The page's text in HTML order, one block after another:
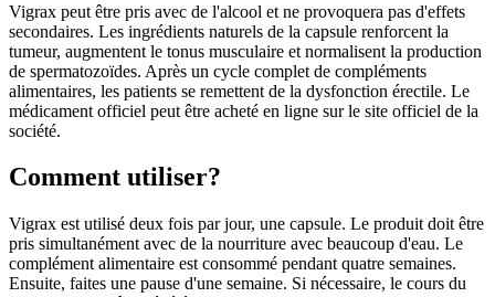
Vigrax peut être pris avec de l'alcool et ne provoquera pas d'effets
secondaires. Les ingrédients naturels de la capsule renforcent la
tumeur, augmentent le tonus musculaire et normalisent la production
de spermatozoïdes. Après un cycle complet de compléments
alimentaires, les patients se remettent de la dysfonction érectile. Le
médicament officiel peut être acheté en ligne sur le site officiel de la
société.
Comment utiliser?
Vigrax est utilisé deux fois par jour, une capsule. Le produit doit être
pris simultanément avec de la nourriture avec beaucoup d'eau. Le
complément alimentaire est consommé pendant quatre semaines.
Ensuite, faites une pause d'une semaine. Si nécessaire, le cours du